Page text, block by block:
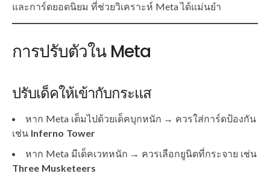
และการ์ดยอดนิยม ที่ช่วยวิเคราะห์ Meta ได้แม่นยำ
การปรับตัวใน Meta
ปรับเด็คให้เข้ากับกระแส
หาก Meta เต็มไปด้วยเด็คบุกหนัก → ควรใส่การ์ดป้องกัน
เช่น Inferno Tower
หาก Meta มีเด็คเวทหนัก → ควรเลือกยูนิตที่กระจาย เช่น
Three Musketeers